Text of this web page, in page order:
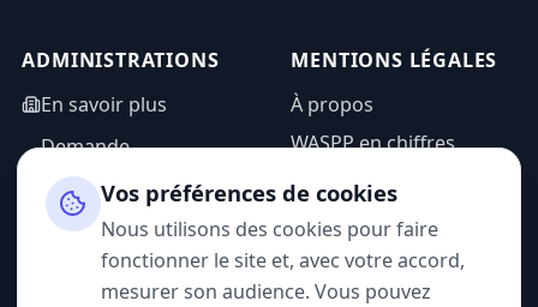
ADMINISTRATIONS
En savoir plus
Demande
d'information
Espace admin
MENTIONS LÉGALES
À propos
WASPP en chiffres
Mentions légales
Politique de
confidentialité
CGU
Vos préférences de cookies
Nous utilisons des cookies pour faire
fonctionner le site et, avec votre accord,
mesurer son audience. Vous pouvez